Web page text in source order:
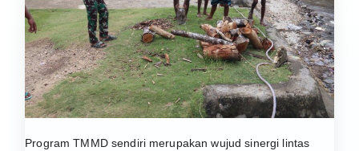
Program TMMD sendiri merupakan wujud sinergi lintas